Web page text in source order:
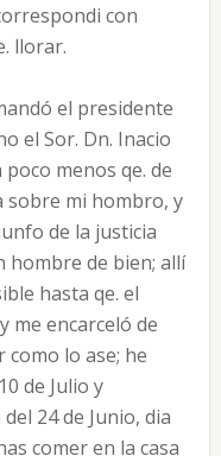
con
llorar.
el presidente
el Sor. Dn. Inacio
menos qe. de
sobre mi hombro, y
de la justicia
hombre de bien; allí
hasta qe. el
me encarceló de
lo ase; he
de Julio y
24 de Junio, dia
comer en la casa